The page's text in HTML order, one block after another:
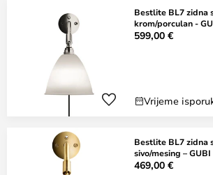
Bestlite BL7 zidna
krom/porculan -
599,00 €
Vrijeme
Bestlite BL7 zidna
sivo/mesing – GUBI
469,00 €